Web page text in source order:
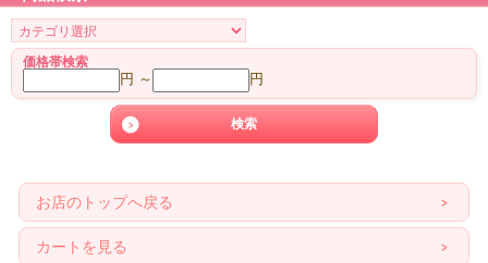
価格帯検索
円 ～ 円
お店のトップへ戻る
カートを見る